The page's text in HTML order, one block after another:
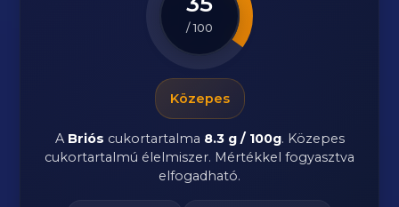
/ 100
Közepes
A Briós cukortartalma 8.3 g / 100g. Közepes
cukortartalmú élelmiszer. Mértékkel fogyasztva
elfogadható.